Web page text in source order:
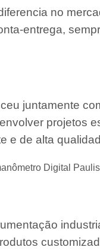
no
entrega,
juntamente
projetos
e de alta
Digital